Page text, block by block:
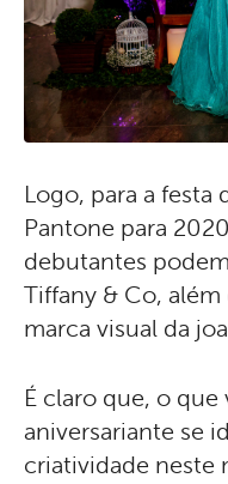
Logo, para a festa
Pantone para
debutantes
Tiffany & Co,
marca visual da
É claro que, o que
aniversariante se
criatividade neste